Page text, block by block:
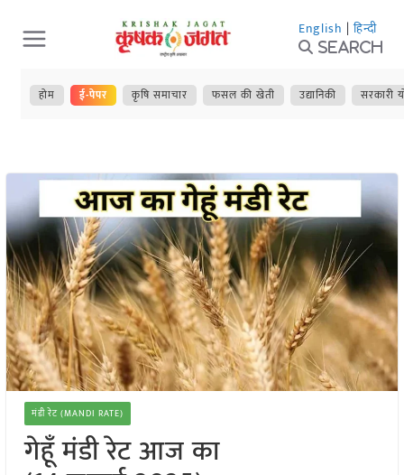
Skip
to
content
English | हिन्दी
Search
होम ई-पेपर कृषि समाचार फसल की खेती उद्यानिकी सरकारी
मंडी रेट (MANDI RATE)
गेहूँ मंडी रेट आज का